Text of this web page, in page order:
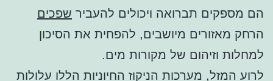
הם מספקים תברואה ויכולים להעביר שפכים
הרחק מאזורים מיושבים, להפחית את הסיכון
למחלות וזיהום של מקורות מים.
לרוע המזל, מערכות הניקוז החיוניות הללו עלולות